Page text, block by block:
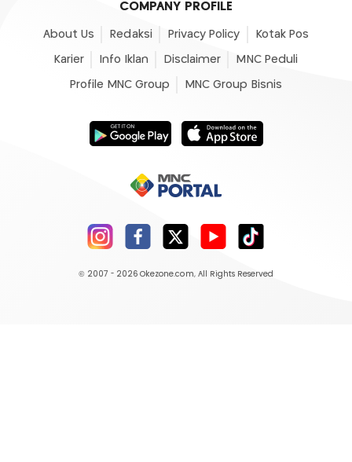
COMPANY PROFILE
About Us Redaksi Privacy Policy Kotak Pos
Karier Info Iklan Disclaimer MNC Peduli
Profile MNC Group MNC Group Bisnis
© 2007 - 2026 Okezone.com, All Rights Reserved